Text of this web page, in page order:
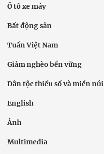
Ô tô xe máy
Bất động sản
Tuần Việt Nam
Giảm nghèo bền vững
Dân tộc thiểu số và miền núi
English
Ảnh
Multimedia